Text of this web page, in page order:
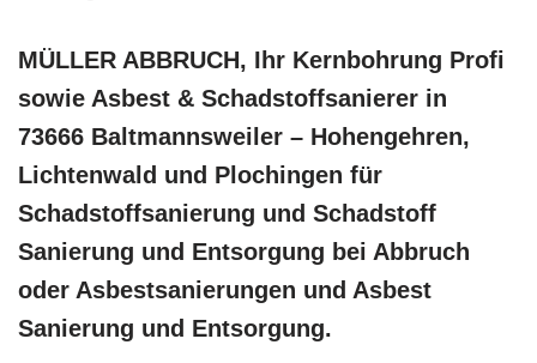
MÜLLER ABBRUCH, Ihr Kernbohrung Profi
sowie Asbest & Schadstoffsanierer in
73666 Baltmannsweiler – Hohengehren,
Lichtenwald und Plochingen für
Schadstoffsanierung und Schadstoff
Sanierung und Entsorgung bei Abbruch
oder Asbestsanierungen und Asbest
Sanierung und Entsorgung.